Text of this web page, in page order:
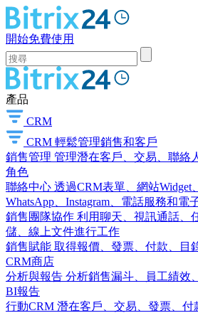
開始免費使用
產品
CRM
CRM 輕鬆管理銷售和客戶
銷售管理 管理潛在客戶、交易、聯絡
角色
聯絡中心 透過CRM表單、網站Widget
WhatsApp、Instagram、電話服務和電
銷售團隊協作 利用聊天、視訊通話、
儲、線上文件進行工作
銷售賦能 取得報價、發票、付款、目
CRM商店
分析與報告 分析銷售漏斗、員工績效
BI報告
行動CRM 潛在客戶、交易、發票、